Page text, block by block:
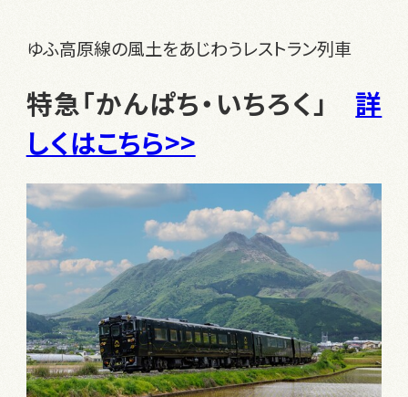
ゆふ高原線の風土をあじわうレストラン列車
特急「かんぱち・いちろく」詳
しくはこちら>>